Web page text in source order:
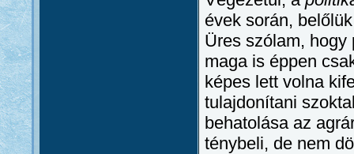
évek során,
Üres szólam, hogy
maga is éppen
képes lett volna
tulajdonítani
behatolása az
ténybeli, de nem